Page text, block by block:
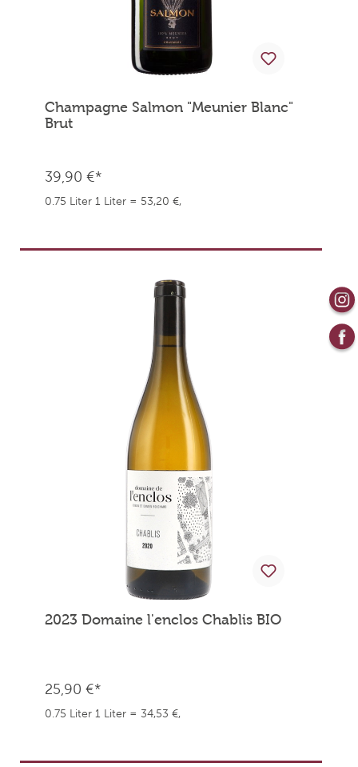
Champagne Salmon "Meunier Blanc"
Brut
39,90 €*
0.75 Liter 1 Liter = 53,20 €,
2023 Domaine l'enclos Chablis BIO
25,90 €*
0.75 Liter 1 Liter = 34,53 €,